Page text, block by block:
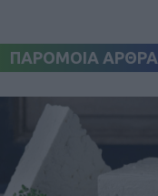
ΠΑΡΟΜΟΙΑ ΑΡΘΡΑ